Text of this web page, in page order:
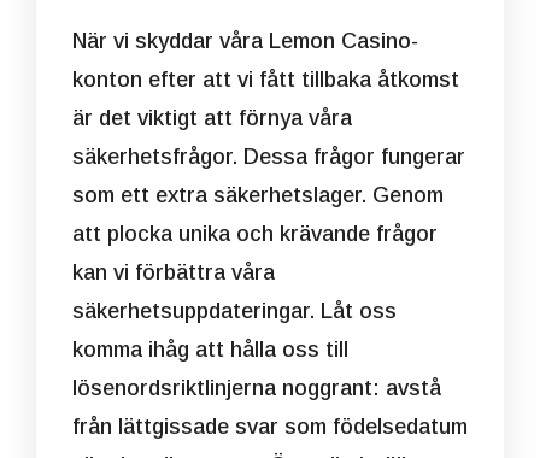
När vi skyddar våra Lemon Casino-
konton efter att vi fått tillbaka åtkomst
är det viktigt att förnya våra
säkerhetsfrågor. Dessa frågor fungerar
som ett extra säkerhetslager. Genom
att plocka unika och krävande frågor
kan vi förbättra våra
säkerhetsuppdateringar. Låt oss
komma ihåg att hålla oss till
lösenordsriktlinjerna noggrant: avstå
från lättgissade svar som födelsedatum